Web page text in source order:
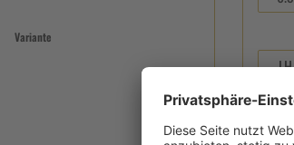
Variante
LH